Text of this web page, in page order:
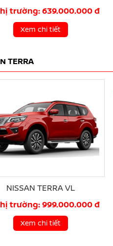
trường: 639.000.000 đ
Xem chi tiết
TERRA
NISSAN TERRA VL
trường: 999.000.000 đ
Xem chi tiết